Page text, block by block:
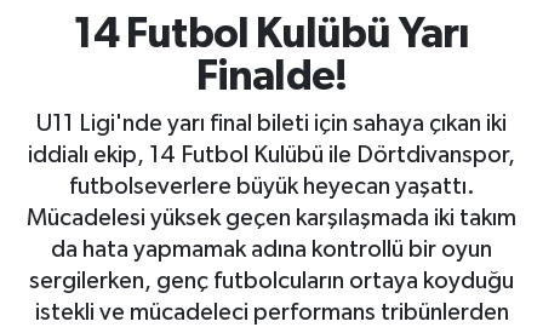
14 Futbol Kulübü Yarı
Finalde!
U11 Ligi'nde yarı final bileti için sahaya çıkan iki
iddialı ekip, 14 Futbol Kulübü ile Dörtdivanspor,
futbolseverlere büyük heyecan yaşattı.
Mücadelesi yüksek geçen karşılaşmada iki takım
da hata yapmamak adına kontrollü bir oyun
sergilerken, genç futbolcuların ortaya koyduğu
istekli ve mücadeleci performans tribünlerden